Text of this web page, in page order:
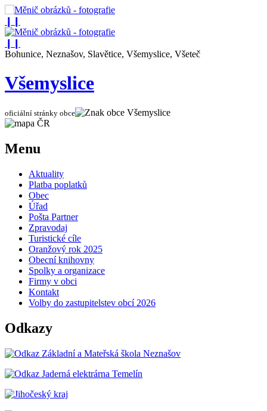
Bohunice, Neznašov, Slavětice, Všemyslice, Všeteč
Všemyslice
oficiální stránky obce
Menu
Aktuality
Platba poplatků
Obec
Úřad
Pošta Partner
Zpravodaj
Turistické cíle
Oranžový rok 2025
Obecní knihovny
Spolky a organizace
Firmy v obci
Kontakt
Volby do zastupitelstev obcí 2026
Odkazy